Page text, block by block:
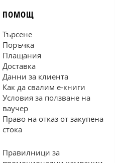
ПОМОЩ
Търсене
Поръчка
Плащания
Доставка
Данни за клиента
Как да свалим е-книги
Условия за ползване на
ваучер
Право на отказ от закупена
стока
Правилници за